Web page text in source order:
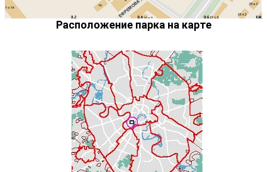
Расположение парка на карте